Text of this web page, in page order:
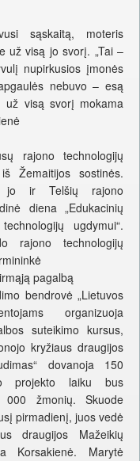
sąskaitą, moteris
už visą jo svorį. „Tai –
nupirkusios įmonės
nebuvo – esą
už visą svorį mokama
rajono technologijų
Žemaitijos sostinės.
jo ir Telšių rajono
diena „Edukacinių
ugdymui“.
rajono technologijų
pagalbą
bendrovė „Lietuvos
organizuoja
suteikimo kursus,
kryžiaus draugijos
dovanoja 150
projekto laiku bus
žmonių. Skuode
pirmadienį, juos vedė
draugijos Mažeikių
Korsakienė. Marytė